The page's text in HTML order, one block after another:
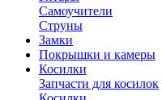
Самоучители
Струны
Замки
Покрышки и камеры
Косилки
Запчасти для косилок